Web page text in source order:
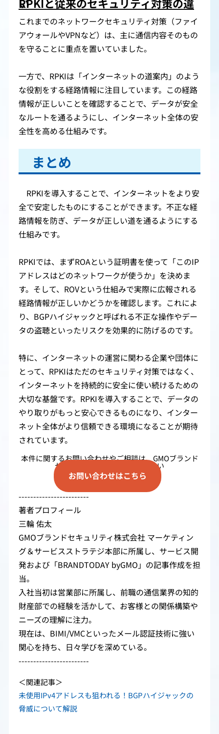
これまでのネットワークセキュリティ対策（ファイ
アウォールやVPNなど）は、主に通信内容そのもの
を守ることに重点を置いていました。
一方で、RPKIは「インターネットの道案内」のよう
な役割をする経路情報に注目しています。この経路
情報が正しいことを確認することで、データが安全
なルートを通るようにし、インターネット全体の安
全性を高める仕組みです。
まとめ
RPKIを導入することで、インターネットをより安
全で安定したものにすることができます。不正な経
路情報を防ぎ、データが正しい道を通るようにする
仕組みです。
RPKIでは、まずROAという証明書を使って「このIP
アドレスはどのネットワークが使うか」を決めま
す。そして、ROVという仕組みで実際に広報される
経路情報が正しいかどうかを確認します。これによ
り、BGPハイジャックと呼ばれる不正な操作やデー
タの盗聴といったリスクを効果的に防げるのです。
特に、インターネットの運営に関わる企業や団体に
とって、RPKIはただのセキュリティ対策ではなく、
インターネットを持続的に安全に使い続けるための
大切な基盤です。RPKIを導入することで、データの
やり取りがもっと安心できるものになり、インター
ネット全体がより信頼できる環境になることが期待
されています。
本件に関するお問い合わせやご相談は、GMOブランド
セキュリティまでご連絡ください
お問い合わせはこちら
------------------------
著者プロフィール
三輪 佑太
GMOブランドセキュリティ株式会社 マーケティン
グ＆サービスストラテジ本部に所属し、サービス開
発および「BRANDTODAY byGMO」の記事作成を担
当。
入社当初は営業部に所属し、前職の通信業界の知的
財産部での経験を活かして、お客様との関係構築や
ニーズの理解に注力。
現在は、BIMI/VMCといったメール認証技術に強い
関心を持ち、日々学びを深めている。
------------------------
＜関連記事＞
未使用IPv4アドレスも狙われる！BGPハイジャックの
脅威について解説